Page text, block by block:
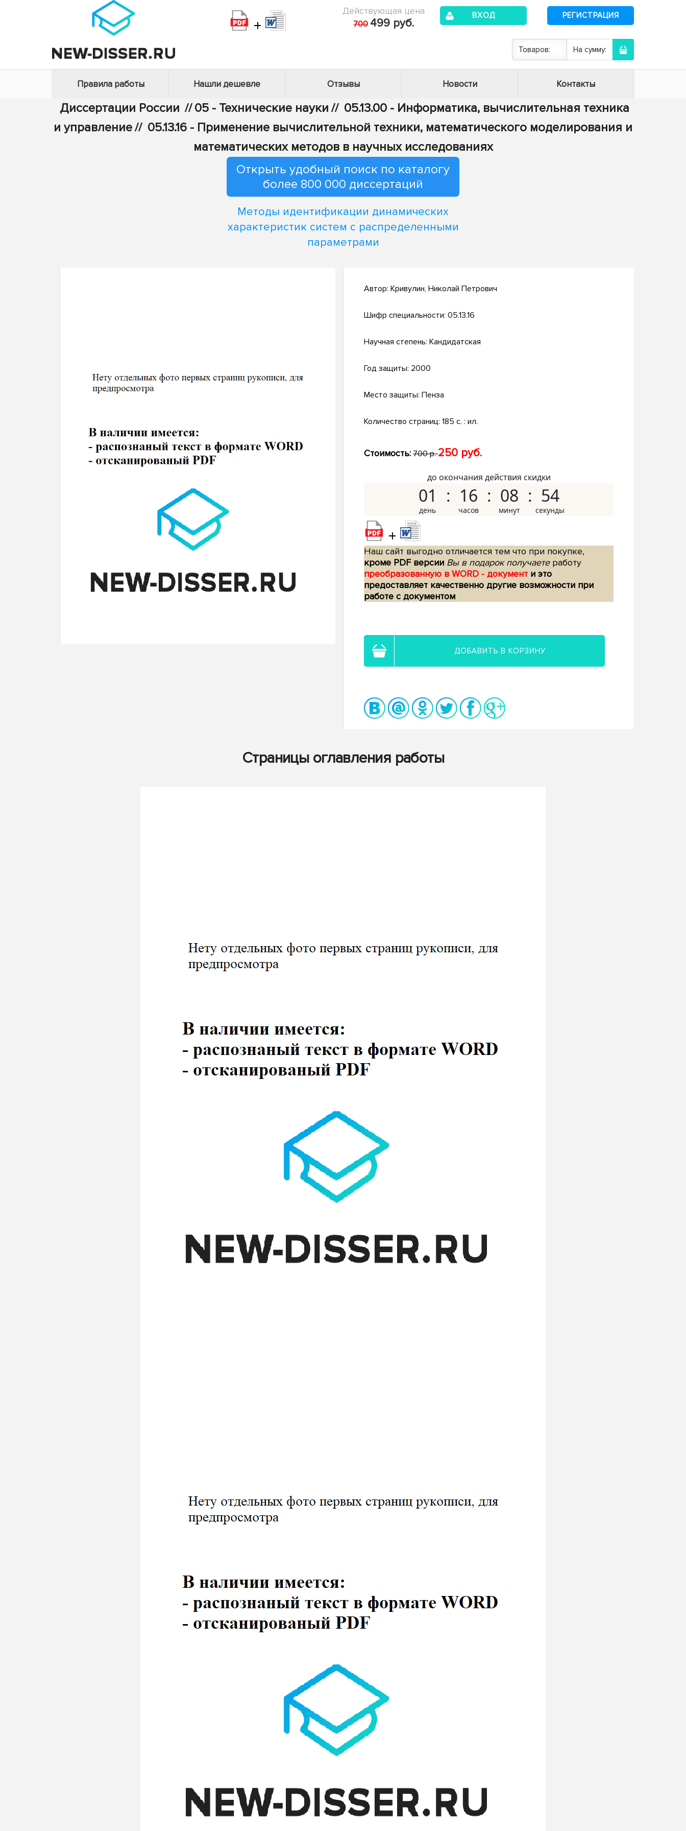
+
Действующая цена
700 499 руб.
ВХОД РЕГИСТРАЦИЯ
Товаров: На сумму:
Правила работы Нашли дешевле Отзывы Новости Контакты
Диссертации России // 05 - Технические науки // 05.13.00 - Информатика, вычислительная техника
и управление// 05.13.16 - Применение вычислительной техники, математического моделирования и
математических методов в научных исследованиях
Открыть удобный поиск по каталогу
более 800 000 диссертаций
Методы идентификации динамических
характеристик систем с распределенными
параметрами
Автор: Кривулин, Николай Петрович
Шифр специальности: 05.13.16
Научная степень: Кандидатская
Год защиты: 2000
Место защиты: Пенза
Количество страниц: 185 с. : ил.
Стоимость: 700 р.250 руб.
до окончания действия скидки
01 16 08 53
+
Наш сайт выгодно отличается тем что при покупке,
кроме PDF версии Вы в подарок получаетеработу
преобразованную в WORD - документ и это
предоставляет качественно другие возможности при
работе с документом
ДОБАВИТЬ В КОРЗИНУ
Страницы оглавления работы